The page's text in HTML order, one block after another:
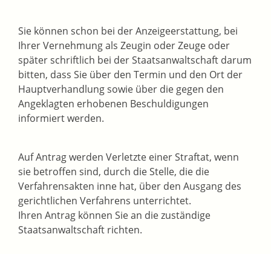
Sie können schon bei der Anzeigeerstattung, bei
Ihrer Vernehmung als Zeugin oder Zeuge oder
später schriftlich bei der Staatsanwaltschaft darum
bitten, dass Sie über den Termin und den Ort der
Hauptverhandlung sowie über die gegen den
Angeklagten erhobenen Beschuldigungen
informiert werden.
Auf Antrag werden Verletzte einer Straftat, wenn
sie betroffen sind, durch die Stelle, die die
Verfahrensakten inne hat, über den Ausgang des
gerichtlichen Verfahrens unterrichtet.
Ihren Antrag können Sie an die zuständige
Staatsanwaltschaft richten.